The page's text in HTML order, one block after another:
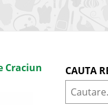
Craciun
CAUTA